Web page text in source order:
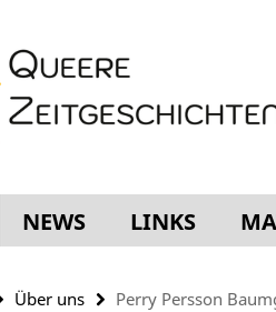
NEWS LINKS
Über uns Perry Persson